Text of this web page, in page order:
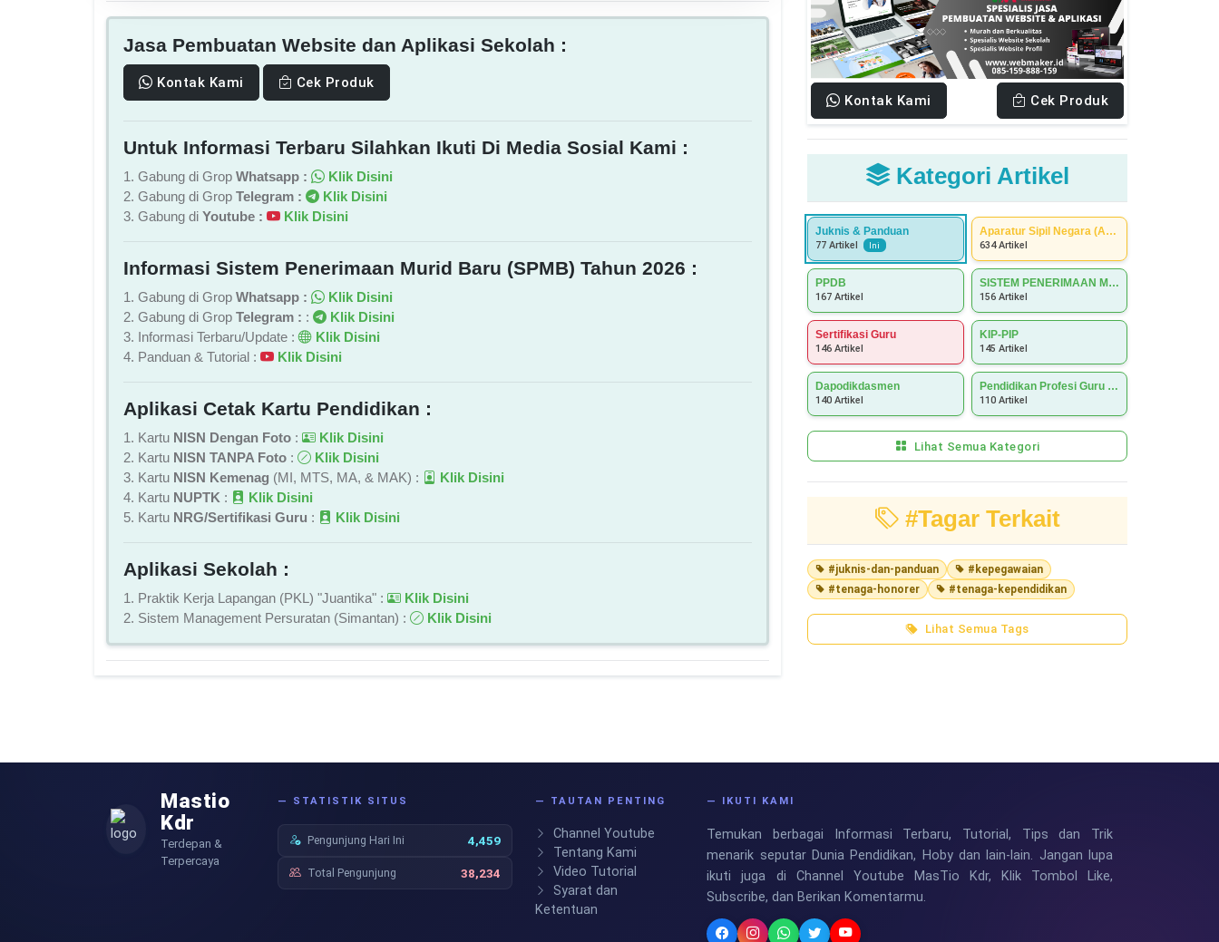
Jasa Pembuatan Website dan Aplikasi Sekolah :
Kontak Kami Cek Produk
Untuk Informasi Terbaru Silahkan Ikuti Di Media Sosial Kami :
1. Gabung di Grop Whatsapp :
Klik Disini
2. Gabung di Grop Telegram :
Klik Disini
3. Gabung di Youtube : Klik Disini
Informasi Sistem Penerimaan Murid Baru (SPMB) Tahun 2026 :
1. Gabung di Grop Whatsapp :
Klik Disini
2. Gabung di Grop Telegram : :
Klik Disini
3. Informasi Terbaru/Update :
Klik Disini
4. Panduan & Tutorial :
Klik Disini
Aplikasi Cetak Kartu Pendidikan :
1. Kartu NISN Dengan Foto :
Klik Disini
2. Kartu NISN TANPA Foto :
Klik Disini
3. Kartu NISN Kemenag (MI, MTS, MA, & MAK) :
Klik Disini
4. Kartu NUPTK :
Klik Disini
5. Kartu NRG/Sertifikasi Guru : Klik Disini
Aplikasi Sekolah :
1. Praktik Kerja Lapangan (PKL) "Juantika" :
Klik Disini
2. Sistem Management Persuratan (Simantan) :
Klik Disini
Kontak Kami Cek Produk
Kategori Artikel
Juknis & Panduan
77 Artikel Ini
Aparatur Sipil Negara (ASN)
634 Artikel
PPDB
167 Artikel
SISTEM PENERIMAAN MURID BARU (SPMB)
156 Artikel
Sertifikasi Guru
146 Artikel
KIP-PIP
145 Artikel
Dapodikdasmen
140 Artikel
Pendidikan Profesi Guru (PPG)
110 Artikel
Lihat Semua Kategori
#Tagar Terkait
#juknis-dan-panduan
#kepegawaian
#tenaga-honorer
#tenaga-kependidikan
Lihat Semua Tags
Mastio
Kdr
Terdepan &
Terpercaya
— STATISTIK SITUS
Pengunjung Hari Ini 4,459
Total Pengunjung 38,234
— TAUTAN PENTING
Channel Youtube
Tentang Kami
Video Tutorial
Syarat dan
Ketentuan
— IKUTI KAMI
Temukan berbagai Informasi Terbaru, Tutorial, Tips dan Trik
menarik seputar Dunia Pendidikan, Hoby dan lain-lain. Jangan lupa
ikuti juga di Channel Youtube MasTio Kdr, Klik Tombol Like,
Subscribe, dan Berikan Komentarmu.